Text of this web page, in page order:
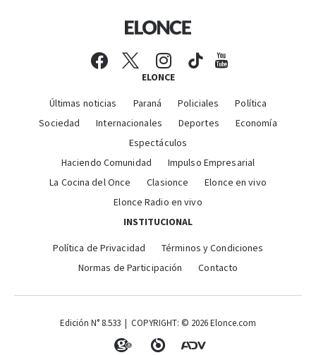
ELONCE
Últimas noticias Paraná Policiales
Política
Sociedad
Internacionales Deportes
Economía
Espectáculos
Haciendo Comunidad
Impulso Empresarial
La Cocina del Once
Clasionce
Elonce en vivo
Elonce Radio en vivo
INSTITUCIONAL
Política de Privacidad
Términos y Condiciones
Normas de Participación
Contacto
Edición N° 8.533 | COPYRIGHT: © 2026 Elonce.com